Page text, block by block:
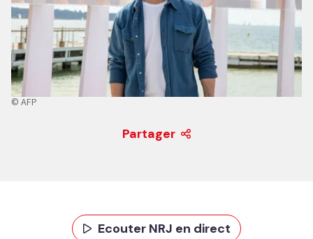
© AFP
Partager
Ecouter NRJ en direct